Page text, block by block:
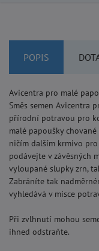
POPIS
Avicentra pro malé
Směs semen Avicentra
přírodní potravou pro
malé papoušky
ničím dalším krmivo
podávejte v závěsných
vyloupané slupky zrn,
Zabráníte tak
vyhledává v misce
Při zvlhnutí mohou
ihned odstraňte.